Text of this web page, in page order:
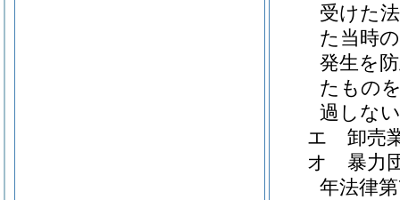
受けた
た当時
発生を
たもの
過しな
エ
卸売
オ
暴力
年法律